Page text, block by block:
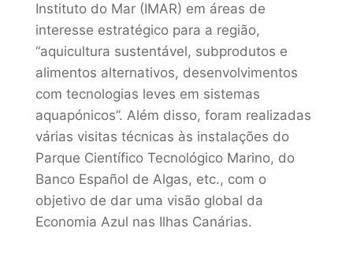
Instituto do Mar (IMAR) em áreas de
interesse estratégico para a região,
“aquicultura sustentável, subprodutos e
alimentos alternativos, desenvolvimentos
com tecnologias leves em sistemas
aquapónicos”. Além disso, foram realizadas
várias visitas técnicas às instalações do
Parque Científico Tecnológico Marino, do
Banco Español de Algas, etc., com o
objetivo de dar uma visão global da
Economia Azul nas Ilhas Canárias.